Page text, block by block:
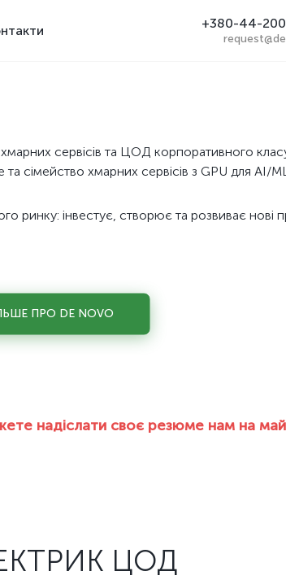
+380-44-
сервісів та ЦОД корпоративного
сімейство хмарних сервісів з GPU для AI/
інвестує, створює та розвиває нові
ПРО DE NOVO
надіслати своє резюме нам на
ЦОД